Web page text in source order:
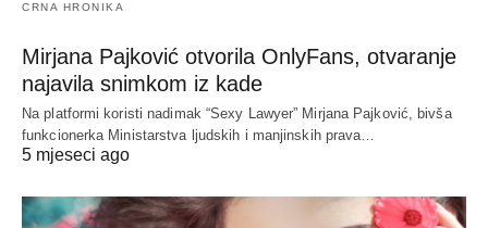
CRNA HRONIKA
Mirjana Pajković otvorila OnlyFans, otvaranje
najavila snimkom iz kade
Na platformi koristi nadimak “Sexy Lawyer” Mirjana Pajković, bivša
funkcionerka Ministarstva ljudskih i manjinskih prava…
5 mjeseci ago